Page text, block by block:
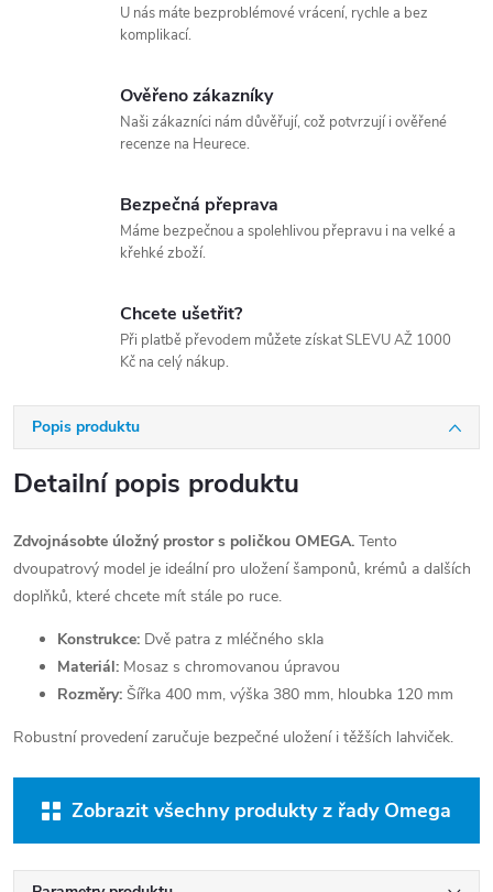
U nás máte bezproblémové vrácení, rychle a bez
komplikací.
Ověřeno zákazníky
Naši zákazníci nám důvěřují, což potvrzují i ověřené
recenze na Heurece.
Bezpečná přeprava
Máme bezpečnou a spolehlivou přepravu i na velké a
křehké zboží.
Chcete ušetřit?
Při platbě převodem můžete získat SLEVU AŽ 1000
Kč na celý nákup.
Popis produktu
Detailní popis produktu
Zdvojnásobte úložný prostor s poličkou OMEGA. Tento
dvoupatrový model je ideální pro uložení šamponů, krémů a dalších
doplňků, které chcete mít stále po ruce.
Konstrukce: Dvě patra z mléčného skla
Materiál: Mosaz s chromovanou úpravou
Rozměry: Šířka 400 mm, výška 380 mm, hloubka 120 mm
Robustní provedení zaručuje bezpečné uložení i těžších lahviček.
Zobrazit všechny produkty z řady Omega